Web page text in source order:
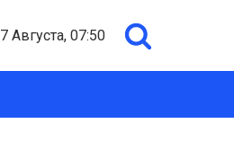
7 Августа, 07:50